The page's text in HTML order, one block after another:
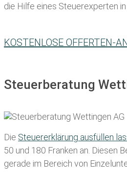
die Hilfe eines Steuerexperten
KOSTENLOSE OFFERTEN-
Steuerberatung
Die Steuererklärung ausfüllen
50 und 180 Franken an. Diesen
gerade im Bereich von